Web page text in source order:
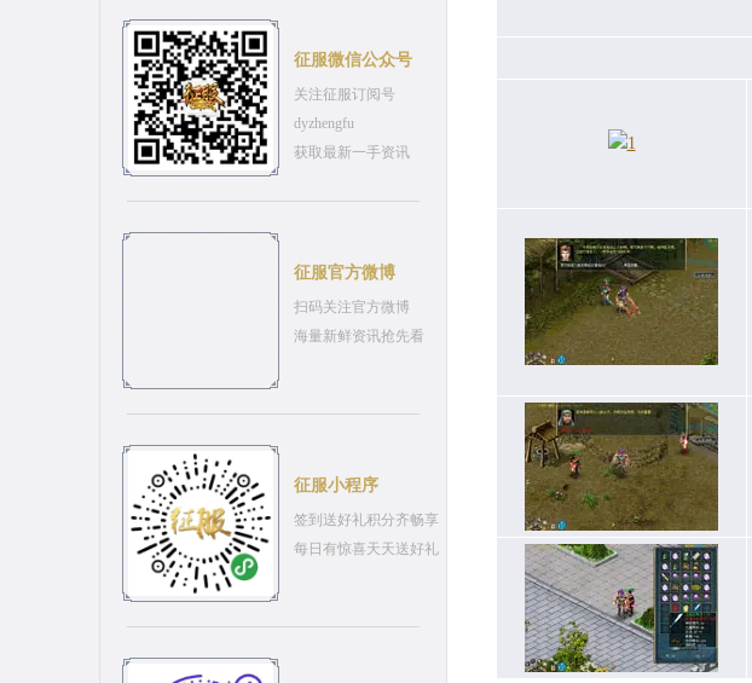
征服微信公众号
关注征服订阅号
dyzhengfu
获取最新一手资讯
征服官方微博
扫码关注官方微博
海量新鲜资讯抢先看
征服小程序
签到送好礼积分齐畅享
每日有惊喜天天送好礼